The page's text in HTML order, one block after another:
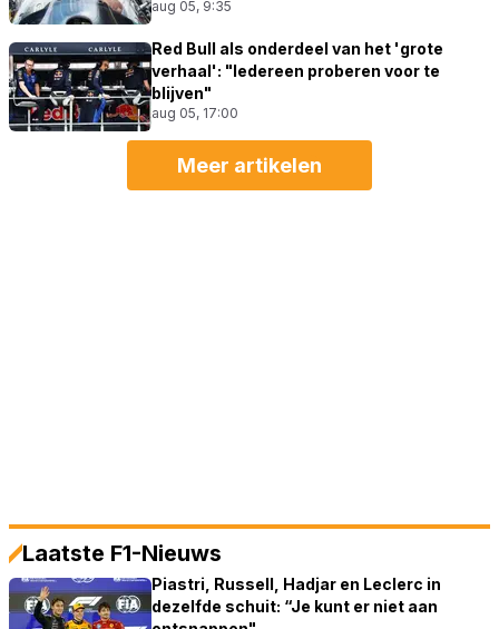
aug 05, 9:35
Red Bull als onderdeel van het 'grote
verhaal': "Iedereen proberen voor te
blijven"
aug 05, 17:00
Meer artikelen
Laatste F1-Nieuws
Piastri, Russell, Hadjar en Leclerc in
dezelfde schuit: “Je kunt er niet aan